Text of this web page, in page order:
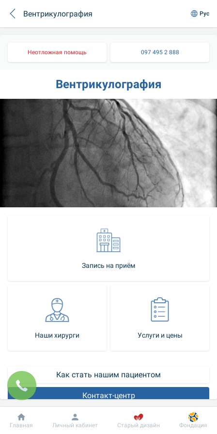
Вентрикулография Рус
Неотложная помощь 097 495 2 888
Вентрикулография
Запись на приём
Наши хирурги Услуги и цены
Как стать нашим пациентом
Контакт-центр
Вентрикулография – это рентгеноконтрастное обследование,
Добробут Информация Пациенту
Главная Личный кабинет Старый дизайн Фондация